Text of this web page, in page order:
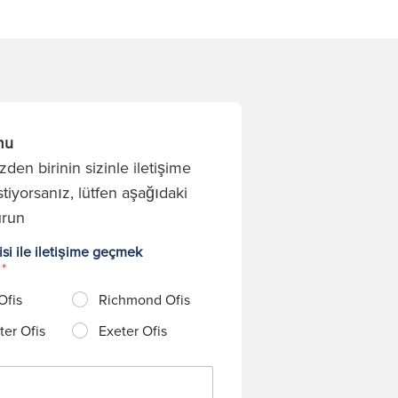
birinin sizinle iletişime
lütfen aşağıdaki
ile iletişime geçmek
*
Richmond Ofis
Ofis
Exeter Ofis